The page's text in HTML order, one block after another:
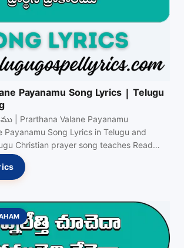
Payanamu Song Lyrics | Telugu
| Prarthana Valane Payanamu
Payanamu Song Lyrics in Telugu and
Christian prayer song teaches Read